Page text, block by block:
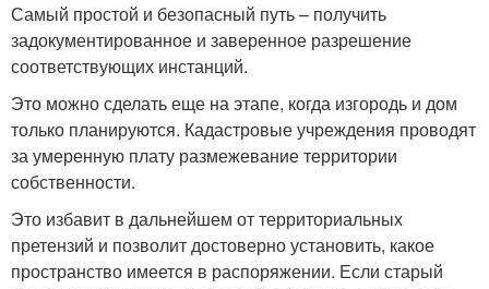
Самый простой и безопасный путь – получить
задокументированное и заверенное разрешение
соответствующих инстанций.
Это можно сделать еще на этапе, когда изгородь и дом
только планируются. Кадастровые учреждения проводят
за умеренную плату размежевание территории
собственности.
Это избавит в дальнейшем от территориальных
претензий и позволит достоверно установить, какое
пространство имеется в распоряжении. Если старый